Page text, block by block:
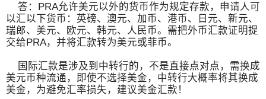
答：PRA允许美元以外的货币作为规定存款，申请人可
以汇以下货币：英磅、澳元、加币、港币、日元、新元、
瑞郎、美元、欧元、韩元、人民币。需把外币汇款证明提
交给PRA，并将汇款转为美元或菲币。
国际汇款是涉及到中转行的，不是直接点对点，需换成
美元币种流通，即使不选择美金，中转行大概率将其换成
美金，为避免汇率损失，建议美金汇款！